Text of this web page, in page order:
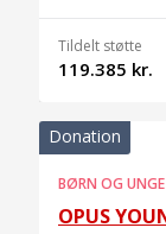
Tildelt støtte
119.385 kr.
Donation
BØRN OG UNGE
OPUS